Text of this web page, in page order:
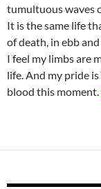
tumultuous waves
It is the same life
of death, in ebb
I feel my limbs are
life. And my pride
blood this moment.